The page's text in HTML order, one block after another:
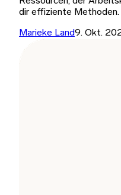
dir effiziente Methoden.
Marieke Land9. Okt.